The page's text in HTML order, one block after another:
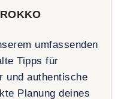
umfassenden
Tipps für
und authentische
Planung deines